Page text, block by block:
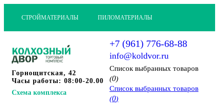
СТРОЙМАТЕРИАЛЫ ПИЛОМАТЕРИАЛЫ
Горнощитская, 42
Часы работы: 08:00-20.00
Схема комплекса
+7 (961) 776-68-88
info@koldvor.ru
Cписок выбранных товаров
(0)
Cписок выбранных товаров
(0)